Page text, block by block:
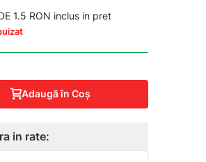
1.5 RON inclus in pret
Adaugă în Coş
in rate: